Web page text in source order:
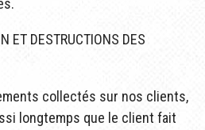
ET DESTRUCTIONS DES
collectés sur nos clients,
longtemps que le client fait